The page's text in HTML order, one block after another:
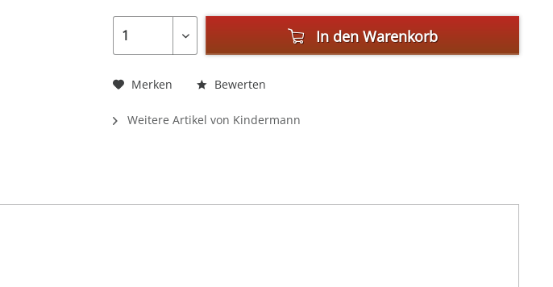
In den Warenkorb
Merken Bewerten
Weitere Artikel von Kindermann